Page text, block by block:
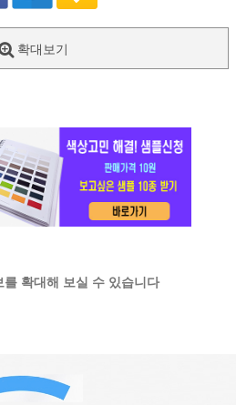
확대보기
를 확대해 보실 수 있습니다